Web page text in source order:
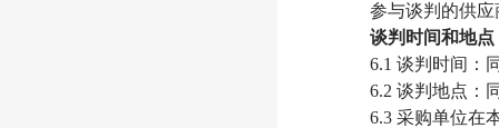
参与谈判的供
谈判时间和地点
6.1 谈判时间：
6.2 谈判地点：
6.3 采购单位在